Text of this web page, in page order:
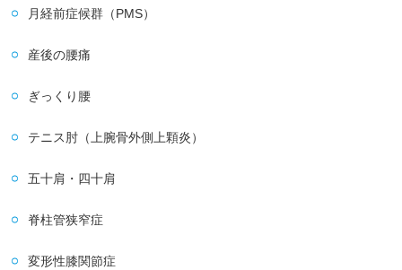
月経前症候群（PMS）
産後の腰痛
ぎっくり腰
テニス肘（上腕骨外側上顆炎）
五十肩・四十肩
脊柱管狭窄症
変形性膝関節症